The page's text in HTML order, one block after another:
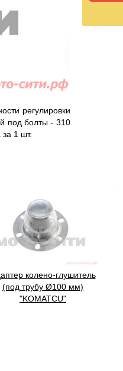
регулировки
под болты - 310
1 шт.
колено-глушитель
(под трубу Ø100 мм)
"KOMATCU"